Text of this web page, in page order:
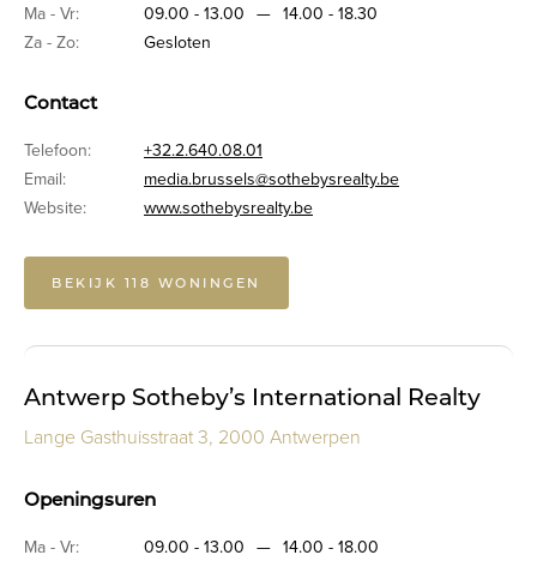
Ma - Vr: 09.00 - 13.00 — 14.00 - 18.30
Za - Zo:
Gesloten
Contact
Telefoon:
+32.2.640.08.01
Email:
media.brussels@sothebysrealty.be
Website:
www.sothebysrealty.be
BEKIJK 118 WONINGEN
Antwerp Sotheby’s International Realty
Lange Gasthuisstraat 3, 2000 Antwerpen
Openingsuren
Ma - Vr: 09.00 - 13.00 — 14.00 - 18.00